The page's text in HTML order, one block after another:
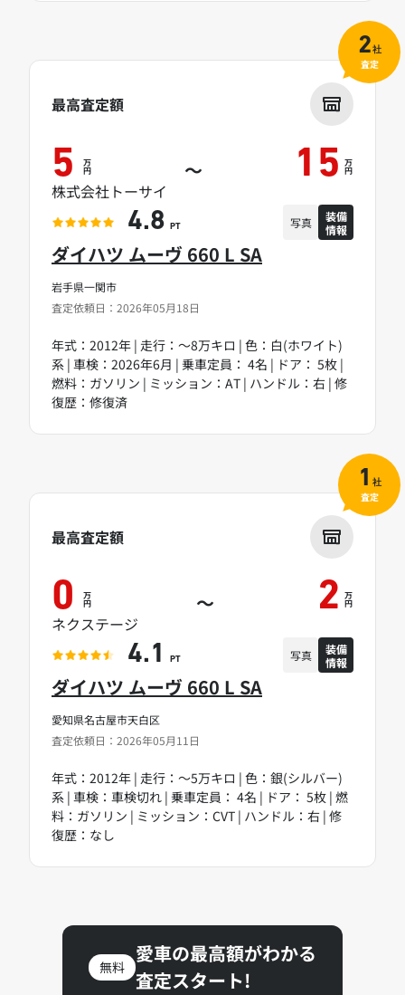
岩手県一関市
査定依頼日：2026年05月18日
ダイハツ ムーヴ 660 L SA
年式：2012年 | 走行：～8万キロ | 色：白(ホワイト)
系 | 車検：2026年6月 | 乗車定員： 4名 | ドア： 5枚 |
燃料：ガソリン | ミッション：AT | ハンドル：右 | 修
復歴：修復済
最高査定額
5 万
円 ～ 15 万
円
株式会社トーサイ
4.8 PT 写真
装備
情報
2社
査定
愛知県名古屋市天白区
査定依頼日：2026年05月11日
ダイハツ ムーヴ 660 L SA
年式：2012年 | 走行：～5万キロ | 色：銀(シルバー)
系 | 車検：車検切れ | 乗車定員： 4名 | ドア： 5枚 | 燃
料：ガソリン | ミッション：CVT | ハンドル：右 | 修
復歴：なし
最高査定額
0 万
円 ～ 2 万
円
ネクステージ
4.1 PT 写真
装備
情報
1 社
査定
無料
愛車の最高額がわかる
査定スタート!